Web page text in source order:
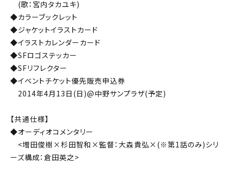
(歌：宮内タカユキ)
◆カラーブックレット
◆ジャケットイラストカード
◆イラストカレンダーカード
◆SFロゴステッカー
◆SFリフレクター
◆イベントチケット優先販売申込券
2014年4月13日(日)@中野サンプラザ(予定)
【共通仕様】
◆オーディオコメンタリー
<増田俊樹×杉田智和×監督：大森貴弘×(※第1話のみ)シリ
ーズ構成：倉田英之>